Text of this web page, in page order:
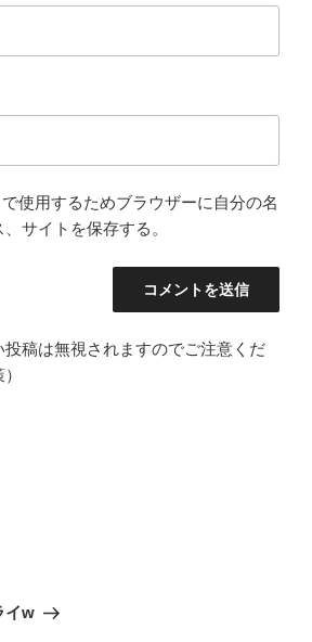
使用するためブラウザーに自分の名
サイトを保存する。
投稿は無視されますのでご注意くだ
イw